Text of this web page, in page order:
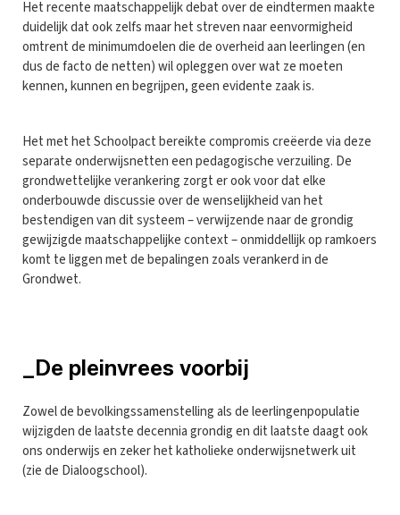
Het recente maatschappelijk debat over de eindtermen maakte
duidelijk dat ook zelfs maar het streven naar eenvormigheid
omtrent de minimumdoelen die de overheid aan leerlingen (en
dus de facto de netten) wil opleggen over wat ze moeten
kennen, kunnen en begrijpen, geen evidente zaak is.
Het met het Schoolpact bereikte compromis creëerde via deze
separate onderwijsnetten een pedagogische verzuiling. De
grondwettelijke verankering zorgt er ook voor dat elke
onderbouwde discussie over de wenselijkheid van het
bestendigen van dit systeem – verwijzende naar de grondig
gewijzigde maatschappelijke context – onmiddellijk op ramkoers
komt te liggen met de bepalingen zoals verankerd in de
Grondwet.
_De pleinvrees voorbij
Zowel de bevolkingssamenstelling als de leerlingenpopulatie
wijzigden de laatste decennia grondig en dit laatste daagt ook
ons onderwijs en zeker het katholieke onderwijsnetwerk uit
(zie de Dialoogschool).